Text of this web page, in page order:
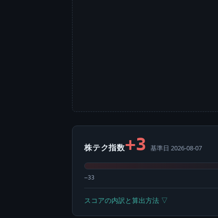
株テク指数+3 基準日 2026-08-07
−33
スコアの内訳と算出方法 ▽